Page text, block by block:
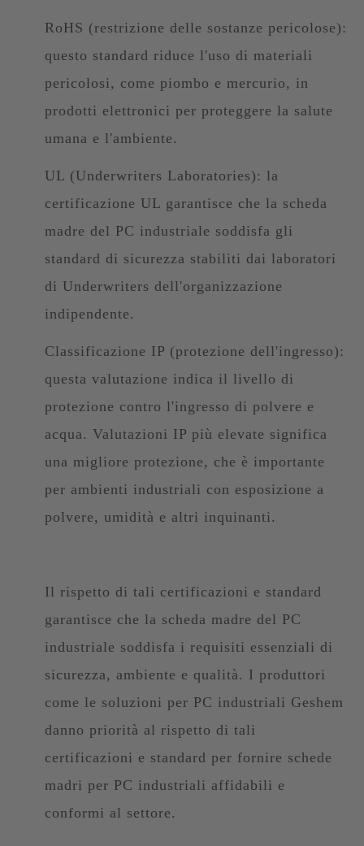
RoHS (restrizione delle sostanze pericolose):
questo standard riduce l'uso di materiali
pericolosi, come piombo e mercurio, in
prodotti elettronici per proteggere la salute
umana e l'ambiente.
UL (Underwriters Laboratories): la
certificazione UL garantisce che la scheda
madre del PC industriale soddisfa gli
standard di sicurezza stabiliti dai laboratori
di Underwriters dell'organizzazione
indipendente.
Classificazione IP (protezione dell'ingresso):
questa valutazione indica il livello di
protezione contro l'ingresso di polvere e
acqua. Valutazioni IP più elevate significa
una migliore protezione, che è importante
per ambienti industriali con esposizione a
polvere, umidità e altri inquinanti.
Il rispetto di tali certificazioni e standard
garantisce che la scheda madre del PC
industriale soddisfa i requisiti essenziali di
sicurezza, ambiente e qualità. I produttori
come le soluzioni per PC industriali Geshem
danno priorità al rispetto di tali
certificazioni e standard per fornire schede
madri per PC industriali affidabili e
conformi al settore.